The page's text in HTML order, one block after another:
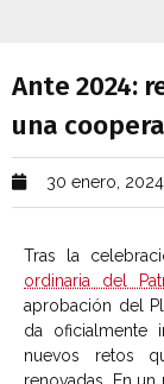
Ante 2024:
una
30 enero, 2024
Tras la
ordinaria del
aprobación del
da oficialmente
nuevos retos